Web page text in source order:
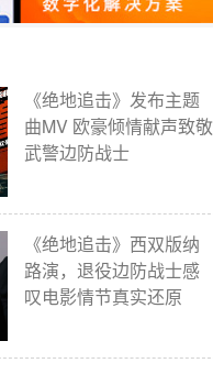
《绝地追击》发布主题
曲MV 欧豪倾情献声致敬
武警边防战士
《绝地追击》西双版纳
路演，退役边防战士感
叹电影情节真实还原